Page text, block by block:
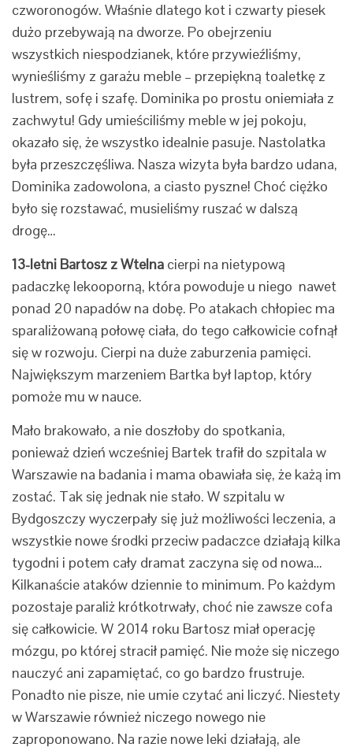
czworonogów. Właśnie dlatego kot i czwarty piesek
dużo przebywają na dworze. Po obejrzeniu
wszystkich niespodzianek, które przywieźliśmy,
wynieśliśmy z garażu meble – przepiękną toaletkę z
lustrem, sofę i szafę. Dominika po prostu oniemiała z
zachwytu! Gdy umieściliśmy meble w jej pokoju,
okazało się, że wszystko idealnie pasuje. Nastolatka
była przeszczęśliwa. Nasza wizyta była bardzo udana,
Dominika zadowolona, a ciasto pyszne! Choć ciężko
było się rozstawać, musieliśmy ruszać w dalszą
drogę…
13-letni Bartosz z Wtelna cierpi na nietypową
padaczkę lekooporną, która powoduje u niego nawet
ponad 20 napadów na dobę. Po atakach chłopiec ma
sparaliżowaną połowę ciała, do tego całkowicie cofnął
się w rozwoju. Cierpi na duże zaburzenia pamięci.
Największym marzeniem Bartka był laptop, który
pomoże mu w nauce.
Mało brakowało, a nie doszłoby do spotkania,
ponieważ dzień wcześniej Bartek trafił do szpitala w
Warszawie na badania i mama obawiała się, że każą im
zostać. Tak się jednak nie stało. W szpitalu w
Bydgoszczy wyczerpały się już możliwości leczenia, a
wszystkie nowe środki przeciw padaczce działają kilka
tygodni i potem cały dramat zaczyna się od nowa…
Kilkanaście ataków dziennie to minimum. Po każdym
pozostaje paraliż krótkotrwały, choć nie zawsze cofa
się całkowicie. W 2014 roku Bartosz miał operację
mózgu, po której stracił pamięć. Nie może się niczego
nauczyć ani zapamiętać, co go bardzo frustruje.
Ponadto nie pisze, nie umie czytać ani liczyć. Niestety
w Warszawie również niczego nowego nie
zaproponowano. Na razie nowe leki działają, ale